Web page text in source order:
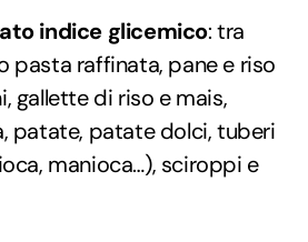
indice glicemico: tra
pasta raffinata, pane e riso
gallette di riso e mais,
patate, patate dolci, tuberi
manioca…), sciroppi e